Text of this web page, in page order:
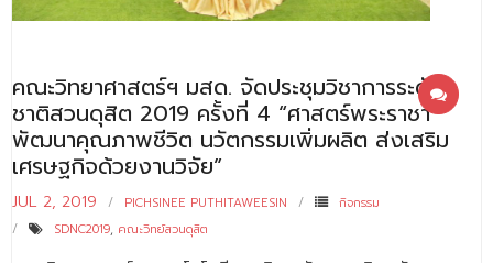
คณะวิทยาศาสตร์ฯ มสด. จัดประชุมวิชาการระดับ
ชาติสวนดุสิต 2019 ครั้งที่ 4 “ศาสตร์พระราชา
พัฒนาคุณภาพชีวิต นวัตกรรมเพิ่มผลิต ส่งเสริม
เศรษฐกิจด้วยงานวิจัย”
JUL 2, 2019 PICHSINEE PUTHITAWEESIN
กิจกรรม
SDNC2019, คณะวิทย์สวนดุสิต